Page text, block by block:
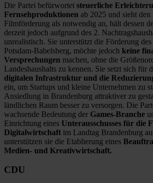
Die Partei befürwortet steuerliche
Fernsehproduktionen ab 2025 und sieht
Filmförderung als notwendig an, hält dessen
derzeit jedoch aufgrund des 2.
unrealistisch. Sie unterstützt die Förderung
Potsdam-Babelsberg, möchte jedoch keine
Versprechungen machen, ohne die
Landeshaushalts zu kennen. Sie setzt sich für
digitalen Infrastruktur und die
ein, um Startups und kleine Unternehmen zu
Ansiedlung in Brandenburg attraktiver zu
ländlichen Raum besser zu versorgen. Die
wachsende Bedeutung der Games-Branche
Einrichtung eines Unterausschusses für die
Digitalwirtschaft im Landtag Brandenburg
unterstützen sie die Etablierung eines
Medien- und Kreativwirtschaft.
CDU